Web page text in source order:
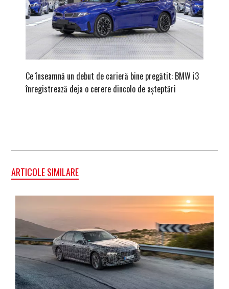
Ce înseamnă un debut de carieră bine pregătit: BMW i3
înregistrează deja o cerere dincolo de așteptări
ARTICOLE SIMILARE